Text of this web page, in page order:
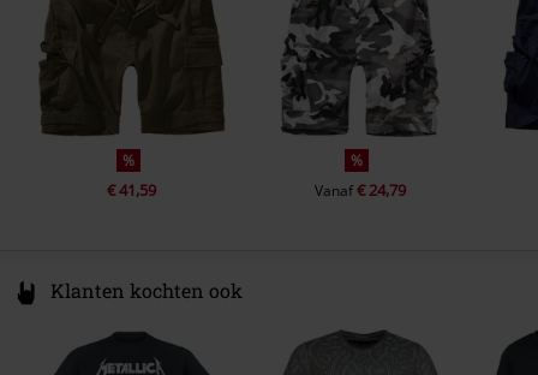
%
€ 41,59
%
Vanaf€ 24,79
Klanten kochten ook